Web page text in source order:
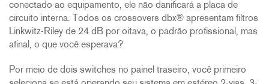
conectado ao equipamento, ele não danificará a placa de
circuito interna. Todos os crossovers dbx® apresentam filtros
Linkwitz-Riley de 24 dB por oitava, o padrão profissional, mas
afinal, o que você esperava?
Por meio de dois switches no painel traseiro, você primeiro